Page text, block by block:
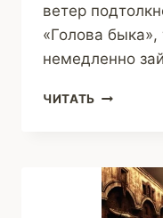
ветер
«Голова
немедленно
ЧИТАТЬ Я
БАШНЮ
(АВТОР